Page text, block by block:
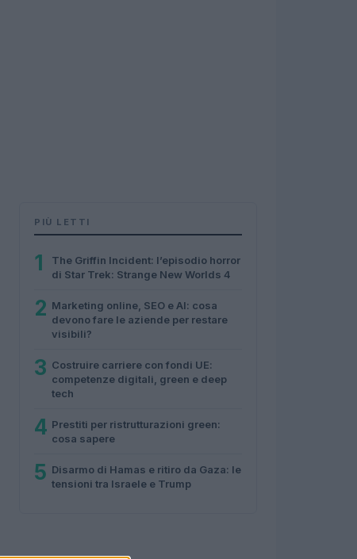
PIÙ LETTI
1
The Griffin Incident: l’episodio horror
di Star Trek: Strange New Worlds 4
2 Marketing online, SEO e AI: cosa
devono fare le aziende per restare
visibili?
3 Costruire carriere con fondi UE:
competenze digitali, green e deep
tech
4 Prestiti per ristrutturazioni green:
cosa sapere
5 Disarmo di Hamas e ritiro da Gaza: le
tensioni tra Israele e Trump